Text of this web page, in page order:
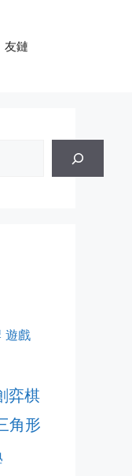
友鏈
遊戲
弈棋
角形